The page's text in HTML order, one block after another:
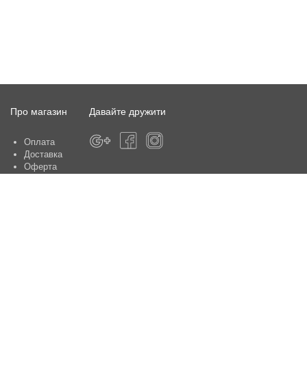
Про магазин
Оплата
Доставка
Оферта
Давайте дружити